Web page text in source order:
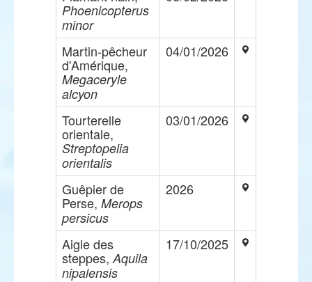
Phoenicopterus
minor
Martin-pêcheur
d'Amérique,
Megaceryle
alcyon
04/01/2026
Tourterelle
orientale,
Streptopelia
orientalis
03/01/2026
Guêpier de
Perse, Merops
persicus
2026
Aigle des
steppes, Aquila
nipalensis
17/10/2025